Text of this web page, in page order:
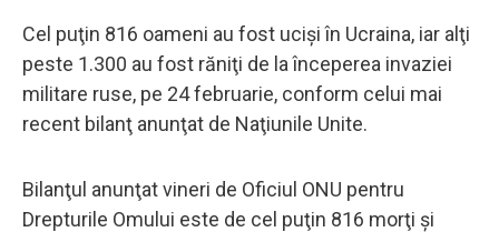
Cel puţin 816 oameni au fost ucişi în Ucraina, iar alţi
peste 1.300 au fost răniţi de la începerea invaziei
militare ruse, pe 24 februarie, conform celui mai
recent bilanţ anunţat de Naţiunile Unite.
Bilanţul anunţat vineri de Oficiul ONU pentru
Drepturile Omului este de cel puţin 816 morţi şi